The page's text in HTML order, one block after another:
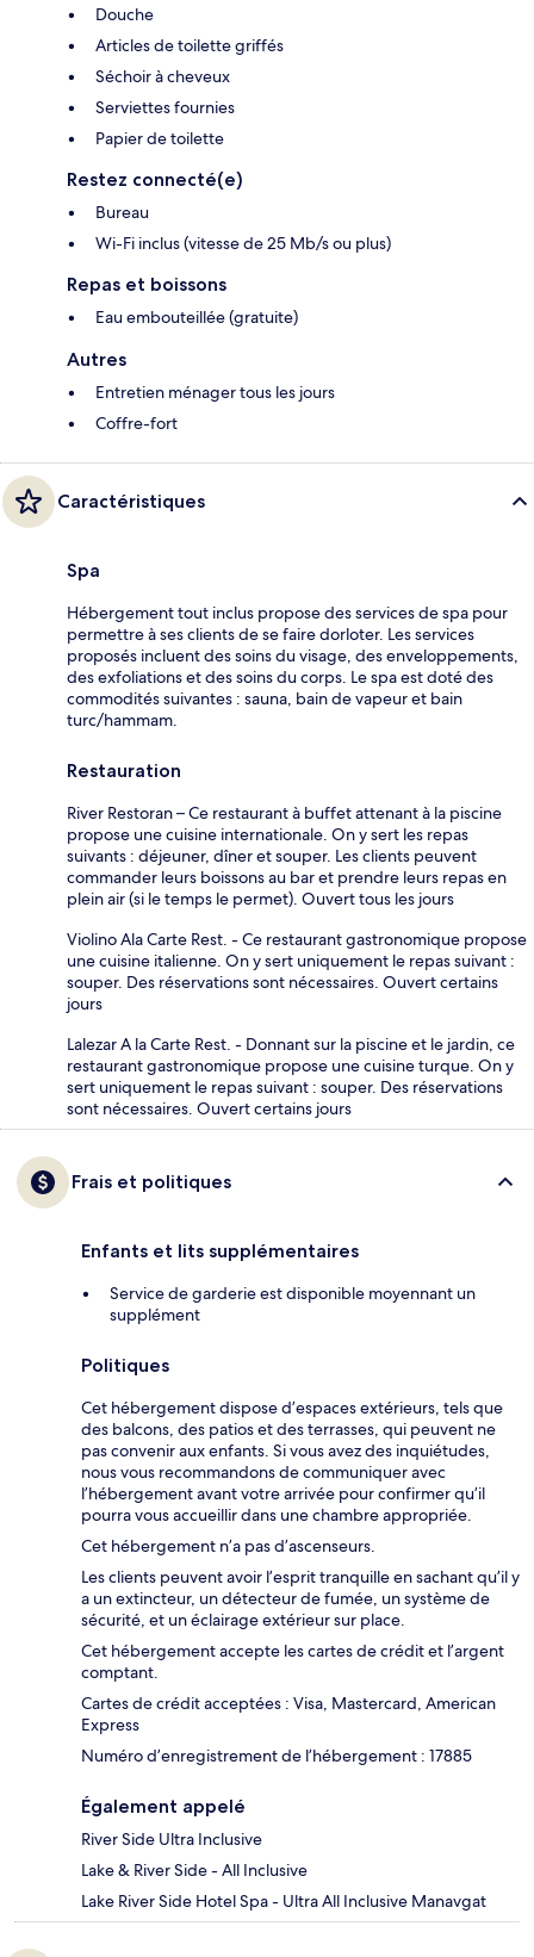
Douche
Articles de toilette griffés
Séchoir à cheveux
Serviettes fournies
Papier de toilette
Restez connecté(e)
Bureau
Wi-Fi inclus (vitesse de 25 Mb/s ou plus)
Repas et boissons
Eau embouteillée (gratuite)
Autres
Entretien ménager tous les jours
Coffre-fort
Caractéristiques
Spa
Hébergement tout inclus propose des services de spa pour
permettre à ses clients de se faire dorloter. Les services
proposés incluent des soins du visage, des enveloppements,
des exfoliations et des soins du corps. Le spa est doté des
commodités suivantes : sauna, bain de vapeur et bain
turc/hammam.
Restauration
River Restoran – Ce restaurant à buffet attenant à la piscine
propose une cuisine internationale. On y sert les repas
suivants : déjeuner, dîner et souper. Les clients peuvent
commander leurs boissons au bar et prendre leurs repas en
plein air (si le temps le permet). Ouvert tous les jours
Violino Ala Carte Rest. - Ce restaurant gastronomique propose
une cuisine italienne. On y sert uniquement le repas suivant :
souper. Des réservations sont nécessaires. Ouvert certains
jours
Lalezar A la Carte Rest. - Donnant sur la piscine et le jardin, ce
restaurant gastronomique propose une cuisine turque. On y
sert uniquement le repas suivant : souper. Des réservations
sont nécessaires. Ouvert certains jours
Frais et politiques
Enfants et lits supplémentaires
Service de garderie est disponible moyennant un
supplément
Politiques
Cet hébergement dispose d’espaces extérieurs, tels que
des balcons, des patios et des terrasses, qui peuvent ne
pas convenir aux enfants. Si vous avez des inquiétudes,
nous vous recommandons de communiquer avec
l’hébergement avant votre arrivée pour confirmer qu’il
pourra vous accueillir dans une chambre appropriée.
Cet hébergement n’a pas d’ascenseurs.
Les clients peuvent avoir l’esprit tranquille en sachant qu’il y
a un extincteur, un détecteur de fumée, un système de
sécurité, et un éclairage extérieur sur place.
Cet hébergement accepte les cartes de crédit et l’argent
comptant.
Cartes de crédit acceptées : Visa, Mastercard, American
Express
Numéro d’enregistrement de l’hébergement : 17885
Également appelé
River Side Ultra Inclusive
Lake & River Side - All Inclusive
Lake River Side Hotel Spa - Ultra All Inclusive Manavgat